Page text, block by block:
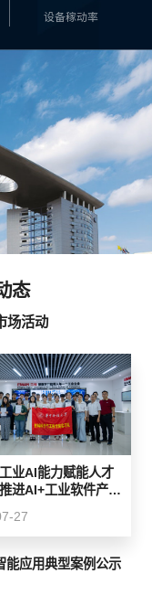
设备稼动率
态
场活动
业AI能力赋能人才
进AI+工业软件产教
27
能应用典型案例公示